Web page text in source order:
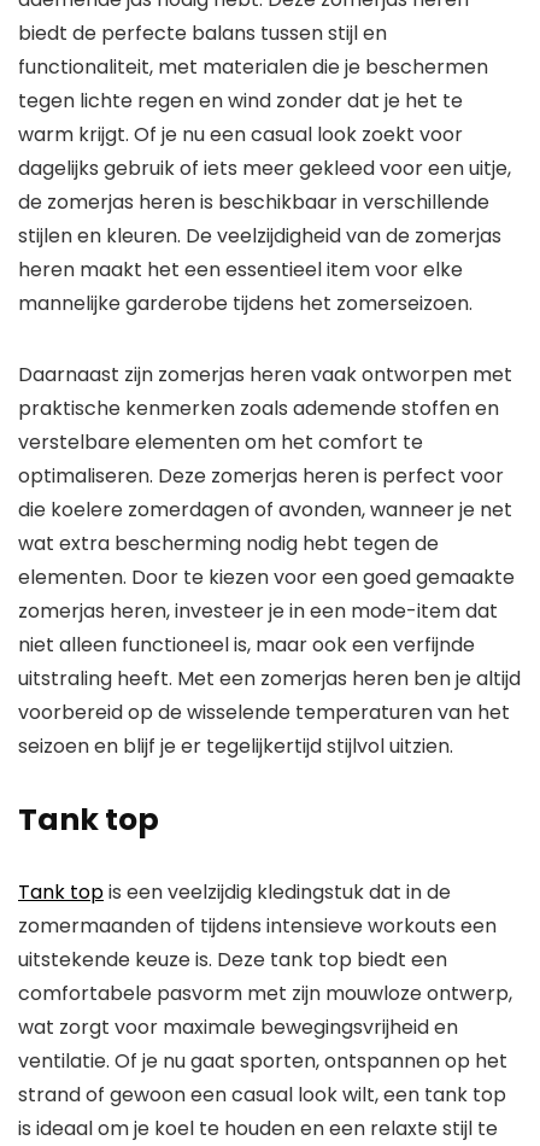
biedt de perfecte balans tussen stijl en
functionaliteit, met materialen die je beschermen
tegen lichte regen en wind zonder dat je het te
warm krijgt. Of je nu een casual look zoekt voor
dagelijks gebruik of iets meer gekleed voor een uitje,
de zomerjas heren is beschikbaar in verschillende
stijlen en kleuren. De veelzijdigheid van de zomerjas
heren maakt het een essentieel item voor elke
mannelijke garderobe tijdens het zomerseizoen.
Daarnaast zijn zomerjas heren vaak ontworpen met
praktische kenmerken zoals ademende stoffen en
verstelbare elementen om het comfort te
optimaliseren. Deze zomerjas heren is perfect voor
die koelere zomerdagen of avonden, wanneer je net
wat extra bescherming nodig hebt tegen de
elementen. Door te kiezen voor een goed gemaakte
zomerjas heren, investeer je in een mode-item dat
niet alleen functioneel is, maar ook een verfijnde
uitstraling heeft. Met een zomerjas heren ben je altijd
voorbereid op de wisselende temperaturen van het
seizoen en blijf je er tegelijkertijd stijlvol uitzien.
Tank top
Tank topis een veelzijdig kledingstuk dat in de
zomermaanden of tijdens intensieve workouts een
uitstekende keuze is. Deze tank top biedt een
comfortabele pasvorm met zijn mouwloze ontwerp,
wat zorgt voor maximale bewegingsvrijheid en
ventilatie. Of je nu gaat sporten, ontspannen op het
strand of gewoon een casual look wilt, een tank top
is ideaal om je koel te houden en een relaxte stijl te